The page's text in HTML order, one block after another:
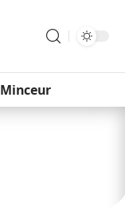
Minceur